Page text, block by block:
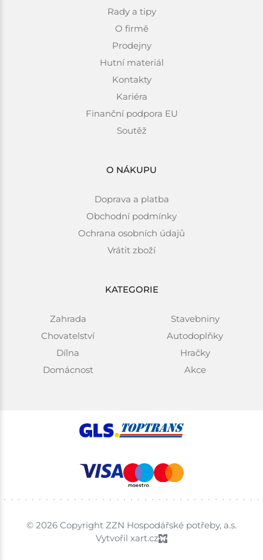
Rady a tipy
O firmě
Prodejny
Hutní materiál
Kontakty
Kariéra
Finanční podpora EU
Soutěž
O NÁKUPU
Doprava a platba
Obchodní podmínky
Ochrana osobních údajů
Vrátit zboží
KATEGORIE
Zahrada
Chovatelství
Dílna
Domácnost
Stavebniny
Autodoplňky
Hračky
Akce
© 2026 Copyright ZZN Hospodářské potřeby, a.s.
Vytvořil xart.cz